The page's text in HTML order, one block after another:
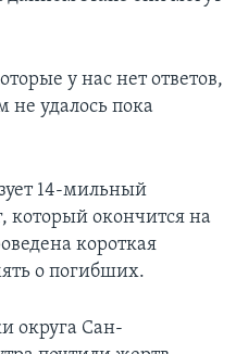
у нас нет ответов,
не удалось пока
14-мильный
который окончится на
короткая
о погибших.
округа Сан-